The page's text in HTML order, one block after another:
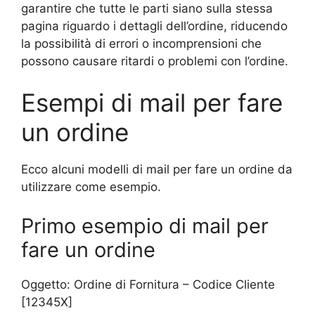
garantire che tutte le parti siano sulla stessa
pagina riguardo i dettagli dell’ordine, riducendo
la possibilità di errori o incomprensioni che
possono causare ritardi o problemi con l’ordine.
Esempi di mail per fare
un ordine
Ecco alcuni modelli di mail per fare un ordine da
utilizzare come esempio.
Primo esempio di mail per
fare un ordine
Oggetto: Ordine di Fornitura – Codice Cliente
[12345X]